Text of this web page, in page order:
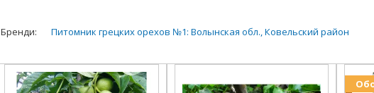
Бренди: Питомник грецких орехов №1: Волынская обл., Ковельский район